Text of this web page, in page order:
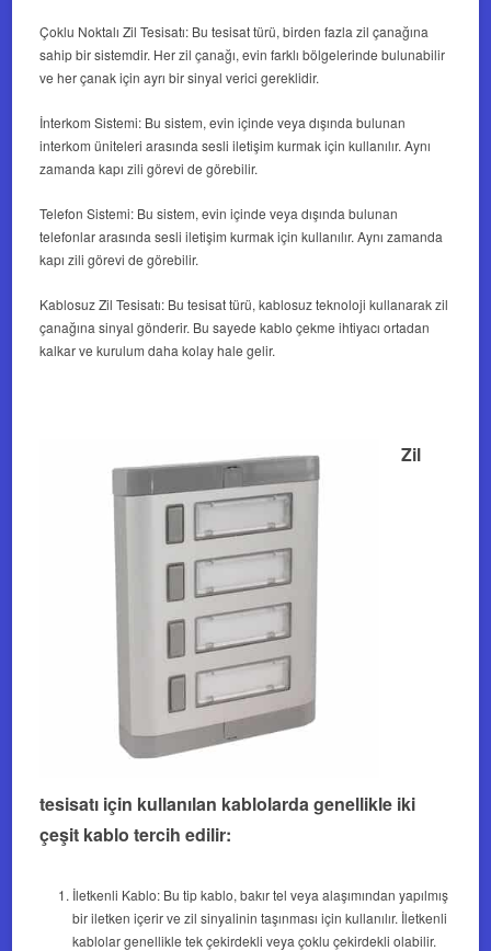
Çoklu Noktalı Zil Tesisatı: Bu tesisat türü, birden fazla zil çanağına
sahip bir sistemdir. Her zil çanağı, evin farklı bölgelerinde bulunabilir
ve her çanak için ayrı bir sinyal verici gereklidir.
İnterkom Sistemi: Bu sistem, evin içinde veya dışında bulunan
interkom üniteleri arasında sesli iletişim kurmak için kullanılır. Aynı
zamanda kapı zili görevi de görebilir.
Telefon Sistemi: Bu sistem, evin içinde veya dışında bulunan
telefonlar arasında sesli iletişim kurmak için kullanılır. Aynı zamanda
kapı zili görevi de görebilir.
Kablosuz Zil Tesisatı: Bu tesisat türü, kablosuz teknoloji kullanarak zil
çanağına sinyal gönderir. Bu sayede kablo çekme ihtiyacı ortadan
kalkar ve kurulum daha kolay hale gelir.
Zil
tesisatı için kullanılan kablolarda genellikle iki
çeşit kablo tercih edilir:
İletkenli Kablo: Bu tip kablo, bakır tel veya alaşımından yapılmış
bir iletken içerir ve zil sinyalinin taşınması için kullanılır. İletkenli
kablolar genellikle tek çekirdekli veya çoklu çekirdekli olabilir.